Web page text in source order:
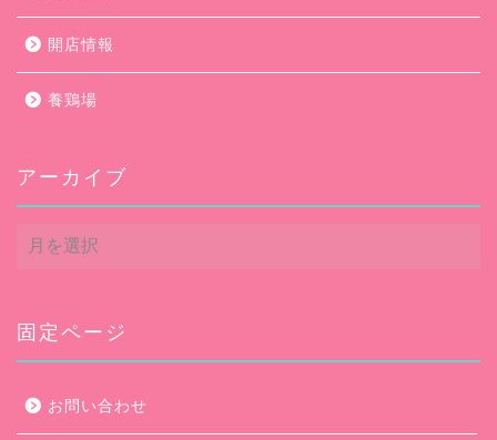
開店情報
養鶏場
アーカイブ
ア
ー
ブ
固定ページ
お問い合わせ